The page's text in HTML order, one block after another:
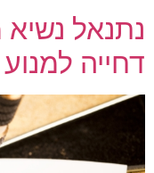
נתנאל
דחייה